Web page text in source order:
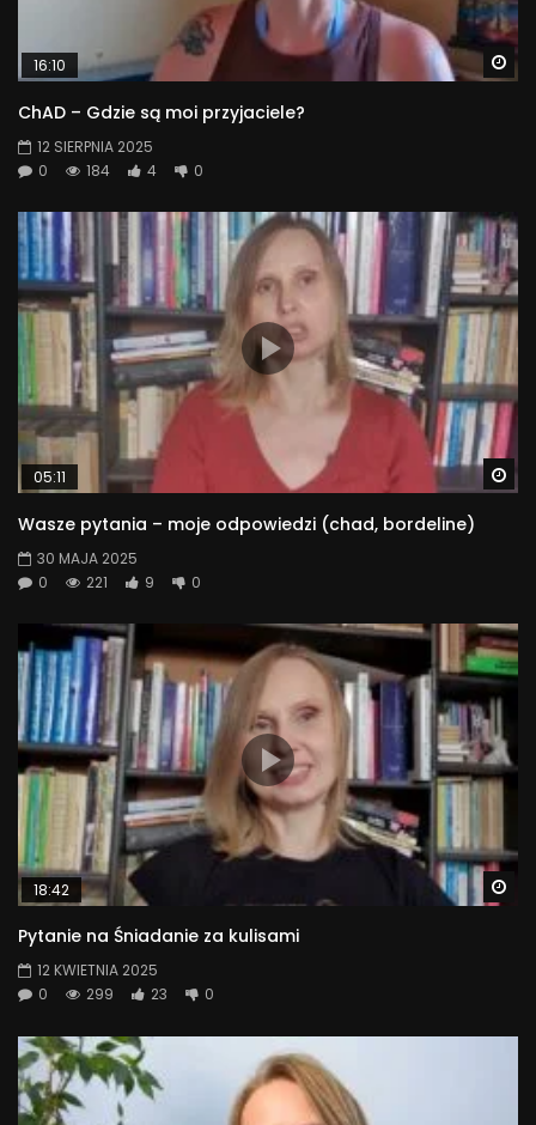
16:10
ChAD – Gdzie są moi przyjaciele?
12 SIERPNIA 2025
0
184 4 0
05:11
Wasze pytania – moje odpowiedzi (chad, bordeline)
30 MAJA 2025
0
221 9 0
18:42
Pytanie na Śniadanie za kulisami
12 KWIETNIA 2025
0
299 23 0